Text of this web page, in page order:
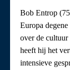
Bob Entrop
Europa
over de
heeft hij het
intensieve